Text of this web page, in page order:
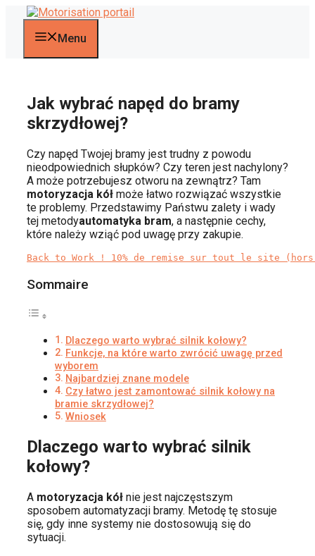
Przejdź
Menu
Jak wybrać napęd do bramy
skrzydłowej?
Czy napęd Twojej bramy jest trudny z powodu
nieodpowiednich słupków? Czy teren jest nachylony?
A może potrzebujesz otworu na zewnątrz? Tam
motoryzacja kół może łatwo rozwiązać wszystkie
te problemy. Przedstawimy Państwu zalety i wady
tej metodyautomatyka bram, a następnie cechy,
które należy wziąć pod uwagę przy zakupie.
Back to Work ! 10% de remise sur tout le site (hors
Sommaire
Dlaczego warto wybrać silnik kołowy?
Funkcje, na które warto zwrócić uwagę przed
wyborem
Najbardziej znane modele
Czy łatwo jest zamontować silnik kołowy na
bramie skrzydłowej?
Wniosek
Dlaczego warto wybrać silnik
kołowy?
A motoryzacja kół nie jest najczęstszym
sposobem automatyzacji bramy. Metodę tę stosuje
się, gdy inne systemy nie dostosowują się do
sytuacji.